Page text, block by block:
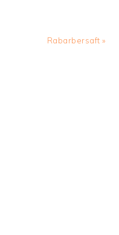
Next
Rabarbersaft »